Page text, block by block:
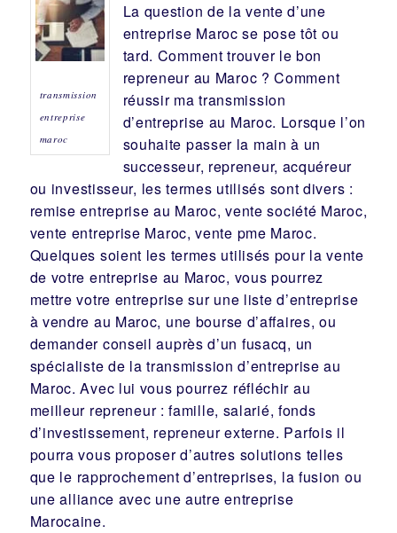
transmission
entreprise
maroc
La question de la vente d’une
entreprise Maroc se pose tôt ou
tard. Comment trouver le bon
repreneurau Maroc ? Comment
réussir matransmission
d’entreprise au Maroc. Lorsque l’on
souhaite passer la main à un
successeur, repreneur, acquéreur
ou investisseur, les termes utilisés sont divers :
remise entreprise au Maroc, ventesociété Maroc,
vente entreprise Maroc, vente pme Maroc.
Quelques soient les termes utilisés pour la vente
de votre entreprise au Maroc, vous pourrez
mettre votre entreprise sur une liste d’entreprise
à vendre au Maroc, une bourse d’affaires, ou
demander conseil auprès d’un fusacq, un
spécialiste de latransmission d’entreprise au
Maroc. Avec lui vous pourrez réfléchir au
meilleur repreneur:famille, salarié, fonds
d’investissement, repreneur externe. Parfois il
pourra vous proposer d’autres solutions telles
que le rapprochement d’entreprises, la fusion ou
unealliance avec une autre entreprise
Marocaine.